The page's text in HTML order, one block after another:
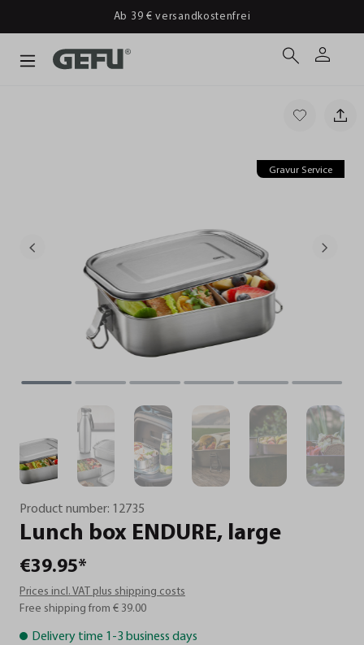
Ab 39 € versandkostenfrei
Gravur Service
Product number: 12735
Lunch box ENDURE, large
€39.95*
Prices incl. VAT plus shipping costs
Free shipping from € 39.00
Delivery time 1-3 business days